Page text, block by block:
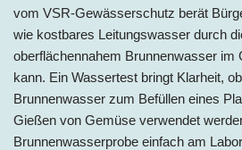
vom VSR-Gewässerschutz berät
wie kostbares Leitungswasser durch
oberflächennahem Brunnenwasser im
kann. Ein Wassertest bringt Klarheit,
Brunnenwasser zum Befüllen eines
Gießen von Gemüse verwendet
Brunnenwasserprobe einfach am